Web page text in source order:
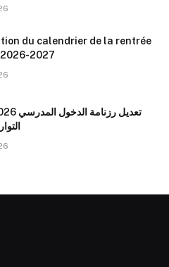
du calendrier de la rentrée
2027